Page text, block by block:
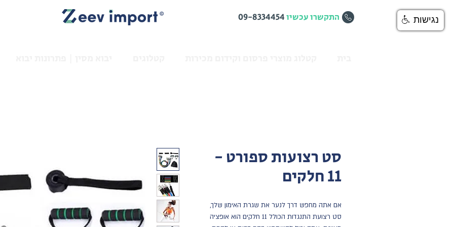
התקשרו עכשיו09-8334454
סט רצועות ספורט -
11 חלקים
אם אתה מחפש דרך לנער את שגרת האימון שלך,
סט רצועת התנגדות הכולל 11 חלקים הוא אופציה
נגישות